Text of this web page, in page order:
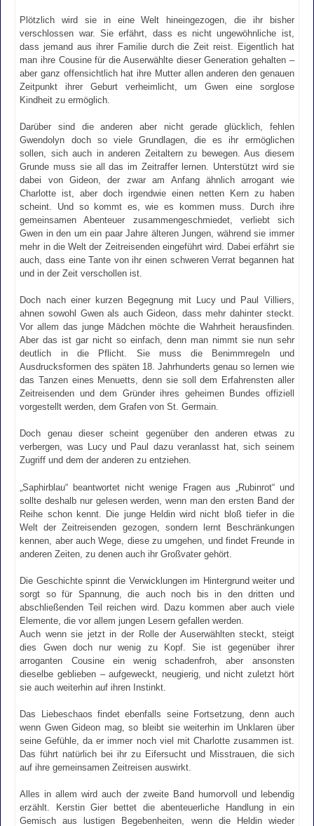
Plötzlich wird sie in eine Welt hineingezogen, die ihr bisher
verschlossen war. Sie erfährt, dass es nicht ungewöhnliche ist,
dass jemand aus ihrer Familie durch die Zeit reist. Eigentlich hat
man ihre Cousine für die Auserwählte dieser Generation gehalten –
aber ganz offensichtlich hat ihre Mutter allen anderen den genauen
Zeitpunkt ihrer Geburt verheimlicht, um Gwen eine sorglose
Kindheit zu ermöglich.
Darüber sind die anderen aber nicht gerade glücklich, fehlen
Gwendolyn doch so viele Grundlagen, die es ihr ermöglichen
sollen, sich auch in anderen Zeitaltern zu bewegen. Aus diesem
Grunde muss sie all das im Zeitraffer lernen. Unterstützt wird sie
dabei von Gideon, der zwar am Anfang ähnlich arrogant wie
Charlotte ist, aber doch irgendwie einen netten Kern zu haben
scheint. Und so kommt es, wie es kommen muss. Durch ihre
gemeinsamen Abenteuer zusammengeschmiedet, verliebt sich
Gwen in den um ein paar Jahre älteren Jungen, während sie immer
mehr in die Welt der Zeitreisenden eingeführt wird. Dabei erfährt sie
auch, dass eine Tante von ihr einen schweren Verrat begannen hat
und in der Zeit verschollen ist.
Doch nach einer kurzen Begegnung mit Lucy und Paul Villiers,
ahnen sowohl Gwen als auch Gideon, dass mehr dahinter steckt.
Vor allem das junge Mädchen möchte die Wahrheit herausfinden.
Aber das ist gar nicht so einfach, denn man nimmt sie nun sehr
deutlich in die Pflicht. Sie muss die Benimmregeln und
Ausdrucksformen des späten 18. Jahrhunderts genau so lernen wie
das Tanzen eines Menuetts, denn sie soll dem Erfahrensten aller
Zeitreisenden und dem Gründer ihres geheimen Bundes offiziell
vorgestellt werden, dem Grafen von St. Germain.
Doch genau dieser scheint gegenüber den anderen etwas zu
verbergen, was Lucy und Paul dazu veranlasst hat, sich seinem
Zugriff und dem der anderen zu entziehen.
„Saphirblau“ beantwortet nicht wenige Fragen aus „Rubinrot“ und
sollte deshalb nur gelesen werden, wenn man den ersten Band der
Reihe schon kennt. Die junge Heldin wird nicht bloß tiefer in die
Welt der Zeitreisenden gezogen, sondern lernt Beschränkungen
kennen, aber auch Wege, diese zu umgehen, und findet Freunde in
anderen Zeiten, zu denen auch ihr Großvater gehört.
Die Geschichte spinnt die Verwicklungen im Hintergrund weiter und
sorgt so für Spannung, die auch noch bis in den dritten und
abschließenden Teil reichen wird. Dazu kommen aber auch viele
Elemente, die vor allem jungen Lesern gefallen werden.
Auch wenn sie jetzt in der Rolle der Auserwählten steckt, steigt
dies Gwen doch nur wenig zu Kopf. Sie ist gegenüber ihrer
arroganten Cousine ein wenig schadenfroh, aber ansonsten
dieselbe geblieben – aufgeweckt, neugierig, und nicht zuletzt hört
sie auch weiterhin auf ihren Instinkt.
Das Liebeschaos findet ebenfalls seine Fortsetzung, denn auch
wenn Gwen Gideon mag, so bleibt sie weiterhin im Unklaren über
seine Gefühle, da er immer noch viel mit Charlotte zusammen ist.
Das führt natürlich bei ihr zu Eifersucht und Misstrauen, die sich
auf ihre gemeinsamen Zeitreisen auswirkt.
Alles in allem wird auch der zweite Band humorvoll und lebendig
erzählt. Kerstin Gier bettet die abenteuerliche Handlung in ein
Gemisch aus lustigen Begebenheiten, wenn die Heldin wieder